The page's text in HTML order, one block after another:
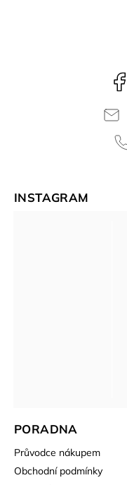
PORADNA
Průvodce nákupem
Obchodní podmínky
INSTAGRAM